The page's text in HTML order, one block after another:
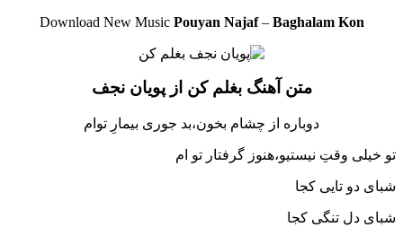
Download New Music Pouyan Najaf– Baghalam Kon
متن آهنگ بغلم کن از پویان نجف
دوباره از چشام بخون،بد جوری بیمارِ توام
تو خیلی وقتِ نیستیو،هنوز گرفتار تو ام
شبای دو تایی کجا
شبای دل تنگی کجا